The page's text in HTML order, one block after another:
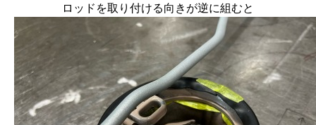
ロッドを取り付ける向きが逆に組むと